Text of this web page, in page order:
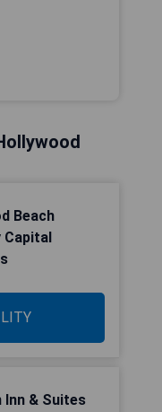
Beach
Capital
Inn & Suites